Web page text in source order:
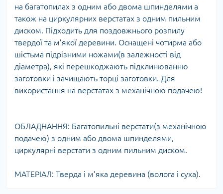
на багатопилах з одним або двома шпинделями а
також на циркулярних верстатах з одним пильним
диском. Підходить для поздовжнього розпилу
твердої та м’якої деревини. Оснащені чотирма або
шістьма підрізними ножами(в залежності від
діаметра), які перешкоджають підклинюванню
заготовки і зачищають торці заготовки. Для
використання на верстатах з механічною подачею!
ОБЛАДНАННЯ: Багатопильні верстати(з механічною
подачею) з одним або двома шпинделями,
циркулярні верстати з одним пильним диском.
МАТЕРІАЛ: Тверда і м’яка деревина (волога і суха).